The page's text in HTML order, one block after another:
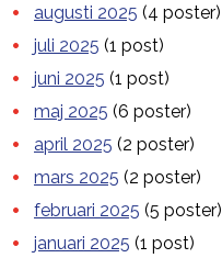
augusti 2025 (4 poster)
juli 2025 (1 post)
juni 2025 (1 post)
maj 2025 (6 poster)
april 2025 (2 poster)
mars 2025 (2 poster)
februari 2025 (5 poster)
januari 2025 (1 post)